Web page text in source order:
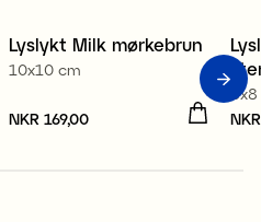
Lyslykt Milk mørkebrun
10x10 cm
Pris :NKR 169,00
NKR 169,00